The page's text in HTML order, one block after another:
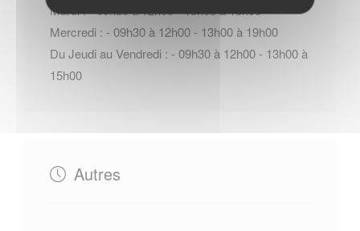
Mardi : - 09h30 à 12h00 - 13h00 à 15h00
Mercredi : - 09h30 à 12h00 - 13h00 à 19h00
Du Jeudi au Vendredi : - 09h30 à 12h00 - 13h00 à
15h00
Autres